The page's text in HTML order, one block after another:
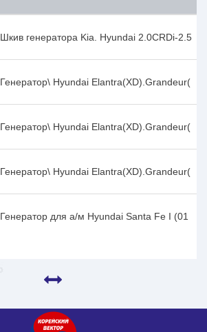
Шкив генератора Kia. Hyundai 2.0CRDi-2.5
Генератор\ Hyundai Elantra(XD).Grandeur(
Генератор\ Hyundai Elantra(XD).Grandeur(
Генератор\ Hyundai Elantra(XD).Grandeur(
Генератор для а/м Hyundai Santa Fe I (01